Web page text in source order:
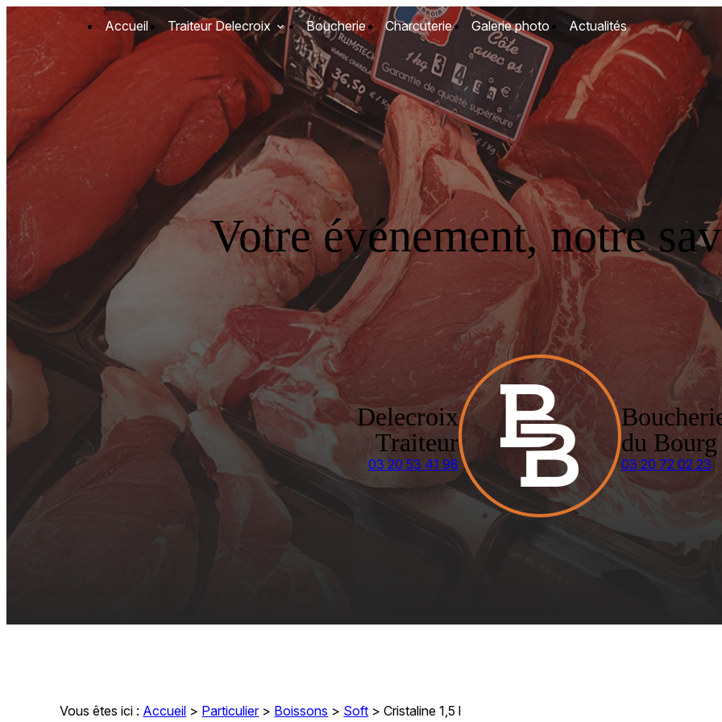
Accueil Traiteur Delecroix Boucherie Charcuterie Galerie photo Actualités
Votre événement, notre
Delecroix
Traiteur
03 20 53 41 98
du Bourg
03 20 72 02 23
Vous êtes ici : Accueil > Particulier> Boissons > Soft >Cristaline 1,5 l
Panneau de gestion des cookies